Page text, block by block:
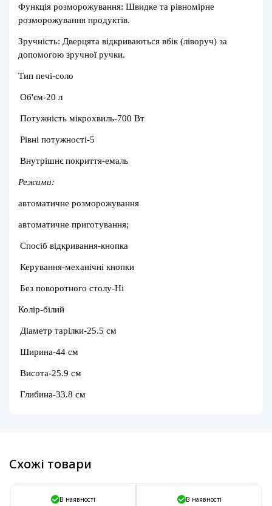
Функція розморожування: Швидке та рівномірне
розморожування продуктів.
Зручність: Дверцята відкриваються вбік (ліворуч) за
допомогою зручної ручки.
Тип печі-соло
Об'єм-20 л
Потужність мікрохвиль-700 Вт
Рівні потужності-5
Внутрішнє покриття-емаль
Режими:
автоматичне розморожування
автоматичне приготування;
Спосіб відкривання-кнопка
Керування-механічні кнопки
Без поворотного столу-Ні
Колір-білий
Діаметр тарілки-25.5 см
Ширина-44 см
Висота-25.9 см
Глибина-33.8 см
Схожі товари
В наявності В наявності